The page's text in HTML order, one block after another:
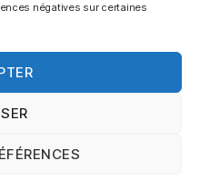
négatives sur certaines
,Map,Minecraft,
,Serveur,Slot,Test